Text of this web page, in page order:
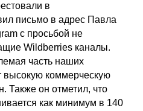
в
письмо в адрес Павла
с просьбой не
Wildberries каналы.
часть наших
высокую коммерческую
Также он отметил, что
как минимум в 140